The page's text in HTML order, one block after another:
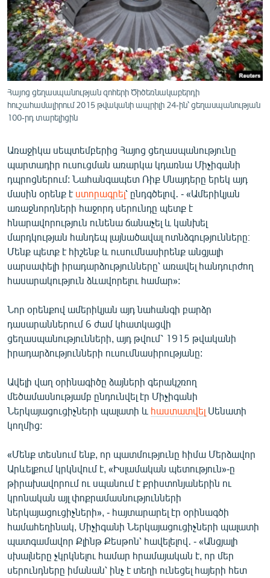
ՍՊՈՐՏ
ՄԵԿՆԱԲԱՆՈՒԹՅՈՒՆ
ՏՏ ԵՒ ԻՆՏԵՐՆԵՏ
ԱՐԽԻՎ
ԲԱՆԱՎԵՃ
ՁԳՏԵԼՈՎ ԼԱՎԱԳՈՒՅՆԻՆ
ՓՈԴՔԱՍԹ
Հայերեն
English
Русский
«Ազատության» բոլոր կայքերը
Հայոց ցեղասպանության զոհերի Ծիծեռնակաբերդի
հուշահամալիրում 2015 թվականի ապրիլի 24-ին՝ ցեղասպանության
100-րդ տարելիցին
Առաջիկա սեպտեմբերից Հայոց ցեղասպանությունը
պարտադիր ուսուցման առարկա կդառնա Միչիգանի
դպրոցներում: Նահանգապետ Ռիք Սնայդերը երեկ այդ
մասին օրենք է ստորագրել՝ ընդգծելով․ - «Ամերիկյան
առաջնորդների հաջորդ սերունդը պետք է
հնարավորություն ունենա ճանաչել և կանխել
մարդկության հանդեպ լայնածավալ ոտնձգությունները։
Մենք պետք է հիշենք և ուսումնասիրենք անցյալի
սարսափելի իրադարձությունները՝ առավել հանդուրժող
հասարակություն ձևավորելու համար»:
Նոր օրենքով ամերիկյան այդ նահանգի բարձր
դասարաններում 6 ժամ կհատկացվի
ցեղասպանությունների, այդ թվում՝ 1915 թվականի
իրադարձությունների ուսումնասիրությանը:
Ավելի վաղ օրինագիծը ձայների գերակշռող
մեծամասնությամբ ընդունվել էր Միչիգանի
Ներկայացուցիչների պալատի և հաստատվել Սենատի
կողմից:
«Մենք տեսնում ենք, որ պատմությունը հիմա Մերձավոր
Արևելքում կրկնվում է, «Իսլամական պետություն»-ը
թիրախավորում ու սպանում է քրիստոնյաներին ու
կրոնական այլ փոքրամասնությունների
ներկայացուցիչների», - հայտարարել էր օրինագծի
համահեղինակ, Միչիգանի Ներկայացուցիչների պալատի
պատգամավոր Քլինթ Քեսթոն՝ հավելելով․ - «Անցյալի
սխալները չկրկնելու համար հրամայական է, որ մեր
սերունդները իմանան՝ ինչ է տեղի ունեցել հայերի հետ